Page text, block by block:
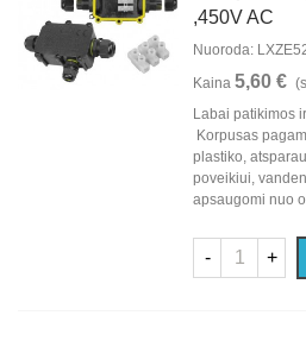
,450V AC
Nuoroda:
Kaina5,60 €
Labai patikimos
Korpusas
plastiko,
poveikiui,
apsaugomi nuo
- +